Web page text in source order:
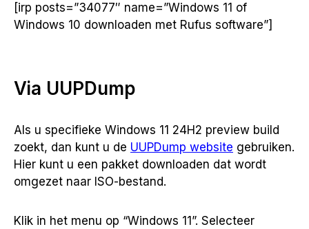
[irp posts=”34077″ name=”Windows 11 of
Windows 10 downloaden met Rufus software”]
Via UUPDump
Als u specifieke Windows 11 24H2 preview build
zoekt, dan kunt u de UUPDump website gebruiken.
Hier kunt u een pakket downloaden dat wordt
omgezet naar ISO-bestand.
Klik in het menu op “Windows 11”. Selecteer